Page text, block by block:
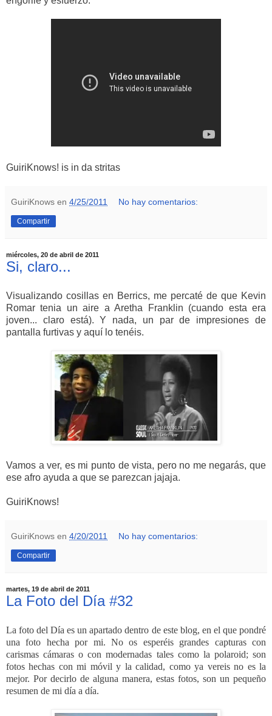
GuiriKnows! is in da stritas
GuiriKnows en 4/25/2011 No hay comentarios:
Compartir
miércoles, 20 de abril de 2011
Si, claro...
Visualizando cosillas en Berrics, me percaté de que Kevin
Romar tenia un aire a Aretha Franklin (cuando esta era
joven... claro está). Y nada, un par de impresiones de
pantalla furtivas y aquí lo tenéis.
Vamos a ver, es mi punto de vista, pero no me negarás, que
ese afro ayuda a que se parezcan jajaja.
GuiriKnows!
GuiriKnows en 4/20/2011 No hay comentarios:
Compartir
martes, 19 de abril de 2011
La Foto del Día #32
La foto del Día es un apartado dentro de este blog, en el que pondré
una foto hecha por mi. No os esperéis grandes capturas con
carismas cámaras o con modernadas tales como la polaroid; son
fotos hechas con mi móvil y la calidad, como ya vereis no es la
mejor. Por decirlo de alguna manera, estas fotos, son un pequeño
resumen de mi día a día.